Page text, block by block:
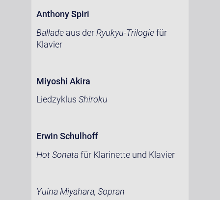
Anthony Spiri
Ballade aus derRyukyu-Trilogiefür
Klavier
Miyoshi Akira
Liedzyklus Shiroku
Erwin Schulhoff
Hot Sonatafür Klarinette und Klavier
Yuina Miyahara, Sopran